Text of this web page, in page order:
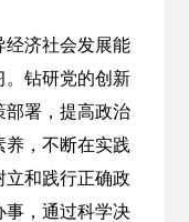
济社会发展能
。钻研党的创新
部署，提高政治
养，不断在实践
立和践行正确政
事，通过科学决